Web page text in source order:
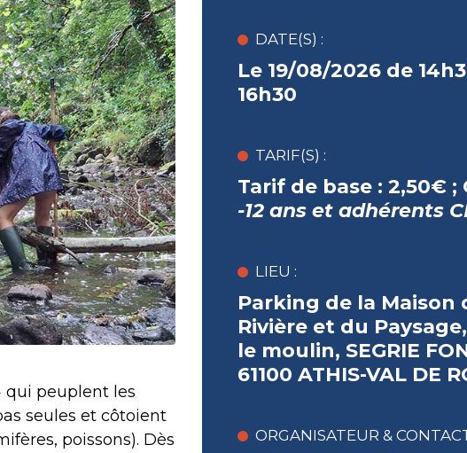
qui peuplent les
seules et côtoient
poissons). Dès
DATE(S) :
Le 19/08/2026 de
16h30
TARIF(S) :
Tarif de base : 2,50€ ;
-12 ans et adhérents
LIEU :
Parking de la Maison
Rivière et du Paysage,
le moulin, SEGRIE
61100 ATHIS-VAL DE
ORGANISATEUR &